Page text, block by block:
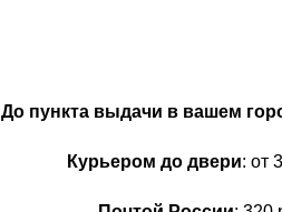
До пункта выдачи в вашем
Курьером до двери: от